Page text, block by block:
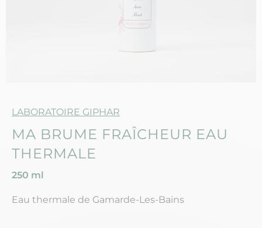
Marque
LABORATOIRE GIPHAR
MA BRUME FRAÎCHEUR EAU
THERMALE
250 ml
Eau thermale de Gamarde-Les-Bains